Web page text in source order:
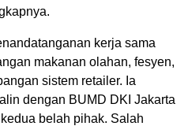
kerja sama
makanan olahan, fesyen,
sistem retailer. Ia
dengan BUMD DKI Jakarta
belah pihak. Salah